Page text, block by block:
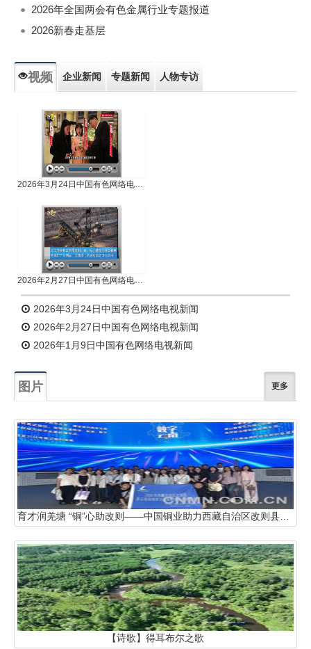
2026年全国两会有色金属行业专题报道
2026新春走基层
视频 企业新闻 专题新闻 人物专访
2026年3月24日中国有色网络电视新闻
2026年2月27日中国有色网络电视新闻
2026年3月24日中国有色网络电视新闻
2026年2月27日中国有色网络电视新闻
2026年1月9日中国有色网络电视新闻
图片 更多
【诗歌】得耳布尔之歌